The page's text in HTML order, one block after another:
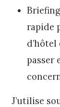
rapide
passer
J’utilise